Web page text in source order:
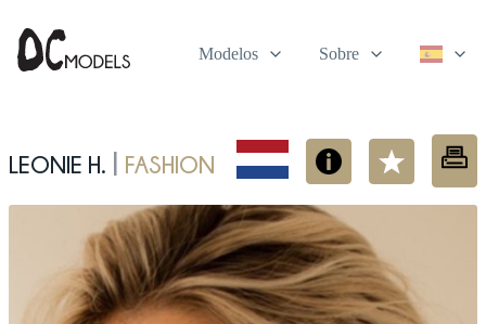
Modelos Sobre
Leonie H. | fashion